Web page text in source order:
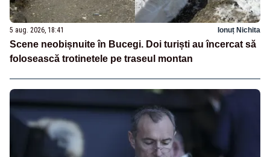
5 aug. 2026, 18:41 Ionuț Nichita
Scene neobișnuite în Bucegi. Doi turiști au încercat să
folosească trotinetele pe traseul montan